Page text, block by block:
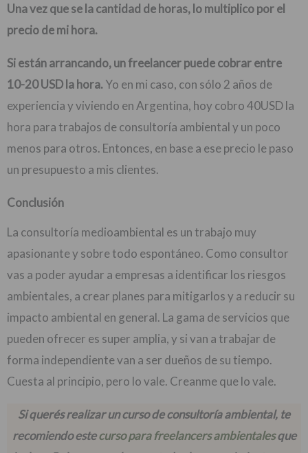
Una vez que se la cantidad de horas, lo multiplico por el
precio de mi hora.
Si están arrancando, un freelancer puede cobrar entre
10-20 USD la hora.Yo en mi caso, con sólo 2 años de
experiencia y viviendo en Argentina, hoy cobro 40USD la
hora para trabajos de consultoría ambiental y un poco
menos para otros. Entonces, en base a ese precio le paso
un presupuesto a mis clientes.
Conclusión
La consultoría medioambiental es un trabajo muy
apasionante y sobre todo espontáneo. Como consultor
vas a poder ayudar a empresas a identificar los riesgos
ambientales, a crear planes para mitigarlos y a reducir su
impacto ambiental en general. La gama de servicios que
pueden ofrecer es super amplia, y si van a trabajar de
forma independiente van a ser dueños de su tiempo.
Cuesta al principio, pero lo vale. Creanme que lo vale.
Si querés realizar un curso de consultoría ambiental, te
recomiendo estecurso para freelancers ambientalesque